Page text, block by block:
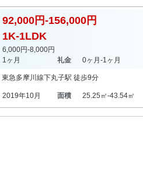
92,000円-156,000円
1K-1LDK
6,000円-8,000円
1ヶ月 礼金 0ヶ月-1ヶ月
東急多摩川線下丸子駅 徒歩9分
2019年10月 面積 25.25㎡-43.54㎡